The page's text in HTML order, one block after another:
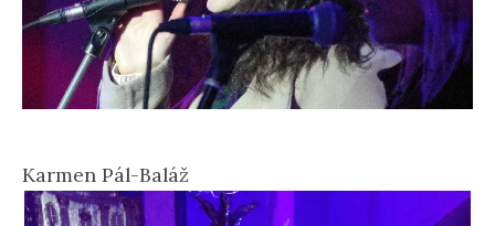
Karmen Pál-Baláž